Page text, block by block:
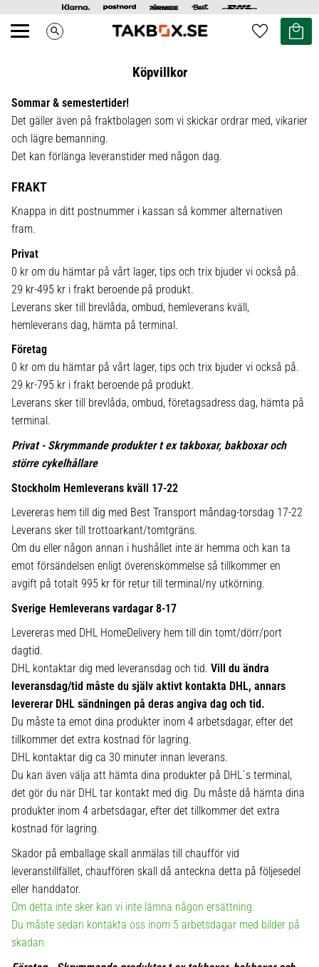
Meny search Favoriter
Kundvagn
Köpvillkor
Sommar & semestertider!
Det gäller även på fraktbolagen som vi skickar ordrar med, vikarier
och lägre bemanning.
Det kan förlänga leveranstider med någon dag.
FRAKT
Knappa in ditt postnummer i kassan så kommer alternativen
fram.
Privat
0 kr om du hämtar på vårt lager, tips och trix bjuder vi också på.
29 kr-495 kr i frakt beroende på produkt.
Leverans sker till brevlåda, ombud, hemleverans kväll,
hemleverans dag, hämta på terminal.
Företag
0 kr om du hämtar på vårt lager, tips och trix bjuder vi också på.
29 kr-795 kr i frakt beroende på produkt.
Leverans sker till brevlåda, ombud, företagsadress dag, hämta på
terminal.
Privat - Skrymmande produkter t ex takboxar, bakboxar och
större cykelhållare
Stockholm Hemleverans kväll 17-22
Levereras hem till dig med Best Transport måndag-torsdag 17-22
Leverans sker till trottoarkant/tomtgräns.
Om du eller någon annan i hushållet inte är hemma och kan ta
emot försändelsen enligt överenskommelse så tillkommer en
avgift på totalt 995 kr för retur till terminal/ny utkörning.
Sverige Hemleverans vardagar 8-17
Levereras med DHL HomeDelivery hem till din tomt/dörr/port
dagtid.
DHL kontaktar dig med leveransdag och tid. Vill du ändra
leveransdag/tid måste du själv aktivt kontakta DHL, annars
levererar DHL sändningen på deras angiva dag och tid.
Du måste ta emot dina produkter inom 4 arbetsdagar, efter det
tillkommer det extra kostnad för lagring.
DHL kontaktar dig ca 30 minuter innan leverans.
Du kan även välja att hämta dina produkter på DHL´s terminal,
det gör du när DHL tar kontakt med dig. Du måste då hämta dina
produkter inom 4 arbetsdagar, efter det tillkommer det extra
kostnad för lagring.
Skador på emballage skall anmälas till chaufför vid
leveranstillfället, chauffören skall då anteckna detta på följesedel
eller handdator.
Om detta inte sker kan vi inte lämna någon ersättning.
Du måste sedan kontakta oss inom 5 arbetsdagar med bilder på
skadan.